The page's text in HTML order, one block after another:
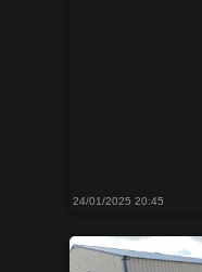
24/01/2025 20:45